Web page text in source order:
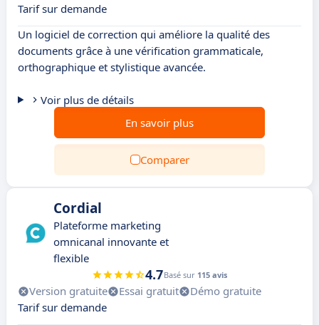
Tarif sur demande
Un logiciel de correction qui améliore la qualité des
documents grâce à une vérification grammaticale,
orthographique et stylistique avancée.
Voir plus de détails
En savoir plus
Comparer
Cordial
Plateforme marketing
omnicanal innovante et
flexible
4.7Basé sur 115 avis
Version gratuite Essai gratuit
Démo gratuite
Tarif sur demande